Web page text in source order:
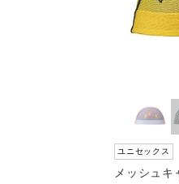
ユニセックス
メッシュキ